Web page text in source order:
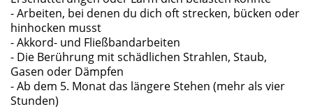
- Arbeiten, bei denen du dich oft strecken, bücken oder
hinhocken musst
- Akkord- und Fließbandarbeiten
- Die Berührung mit schädlichen Strahlen, Staub,
Gasen oder Dämpfen
- Ab dem 5. Monat das längere Stehen (mehr als vier
Stunden)